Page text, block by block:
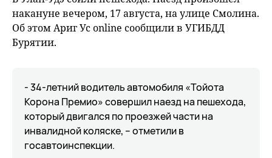
накануне вечером, 17 августа, на улице Смолина.
Об этом Ариг Ус online сообщили в УГИБДД
Бурятии.
- 34-летний водитель автомобиля «Тойота
Корона Премио» совершил наезд на пешехода,
который двигался по проезжей части на
инвалидной коляске, – отметили в
госавтоинспекции.